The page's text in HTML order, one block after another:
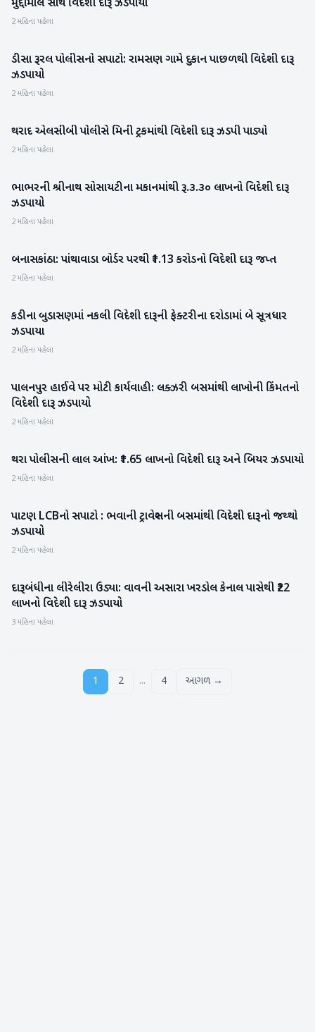
મુદ્દામાલ સાથે વિદેશી દારૂ ઝડપાયો
2 મહિના પહેલા
બનાસકાંઠા
ડીસા રૂરલ પોલીસનો સપાટો: રામસણ ગામે દુકાન પાછળથી વિદેશી દારૂ
ઝડપાયો
2 મહિના પહેલા
વાવ-થરાદ
થરાદ એલસીબી પોલીસે મિની ટ્રકમાંથી વિદેશી દારૂ ઝડપી પાડ્યો
2 મહિના પહેલા
વાવ-થરાદ
ભાભરની શ્રીનાથ સોસાયટીના મકાનમાંથી રૂ.૩.૩૦ લાખનો વિદેશી દારૂ
ઝડપાયો
2 મહિના પહેલા
બનાસકાંઠા
બનાસકાંઠા: પાંથાવાડા બોર્ડર પરથી ₹1.13 કરોડનો વિદેશી દારૂ જપ્ત
2 મહિના પહેલા
મહેસાણા
કડીના બુડાસણમાં નકલી વિદેશી દારૂની ફેક્ટરીના દરોડામાં બે સૂત્રધાર
ઝડપાયા
2 મહિના પહેલા
બનાસકાંઠા
પાલનપુર હાઈવે પર મોટી કાર્યવાહી: લક્ઝરી બસમાંથી લાખોની કિંમતનો
વિદેશી દારૂ ઝડપાયો
2 મહિના પહેલા
વાવ-થરાદ
થરા પોલીસની લાલ આંખ: ₹1.65 લાખનો વિદેશી દારૂ અને બિયર ઝડપાયો
2 મહિના પહેલા
પાટણ
પાટણ LCBનો સપાટો : ભવાની ટ્રાવેલ્સની બસમાંથી વિદેશી દારૂનો જથ્થો
ઝડપાયો
2 મહિના પહેલા
વાવ-થરાદ
દારૂબંધીના લીરેલીરા ઉડ્યા: વાવની અસારા ખરડોલ કેનાલ પાસેથી ₹22
લાખનો વિદેશી દારૂ ઝડપાયો
3 મહિના પહેલા
1 2 ... 4 આગળ →